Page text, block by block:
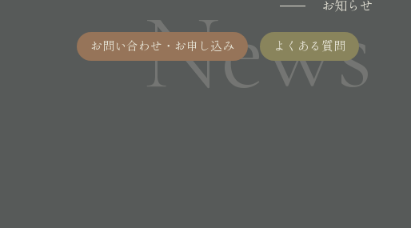
お問い合わせ・お申し込み よくある質問
お知らせ
News